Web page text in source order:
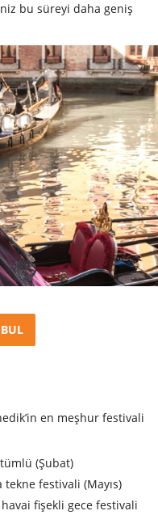
bu süreyi daha geniş
en meşhur festivali
(Şubat)
festivali (Mayıs)
fişekli gece festivali